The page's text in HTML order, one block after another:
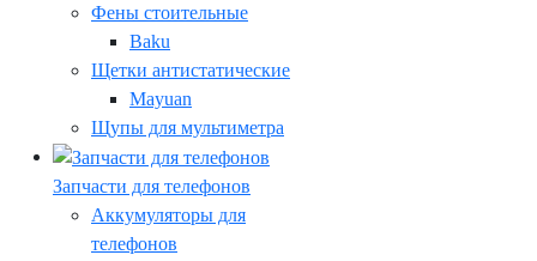
Фены стоительные
Baku
Щетки антистатические
Mayuan
Щупы для мультиметра
Запчасти для телефонов
Аккумуляторы для
телефонов